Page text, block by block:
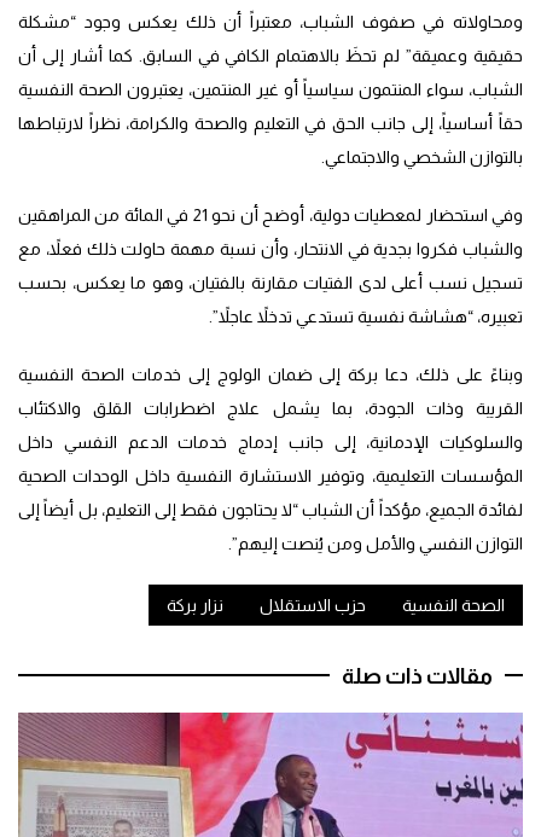
ومحاولاته في صفوف الشباب، معتبراً أن ذلك يعكس وجود “مشكلة
حقيقية وعميقة” لم تحظَ بالاهتمام الكافي في السابق. كما أشار إلى أن
الشباب، سواء المنتمون سياسياً أو غير المنتمين، يعتبرون الصحة النفسية
حقاً أساسياً، إلى جانب الحق في التعليم والصحة والكرامة، نظراً لارتباطها
بالتوازن الشخصي والاجتماعي.
وفي استحضار لمعطيات دولية، أوضح أن نحو 21 في المائة من المراهقين
والشباب فكروا بجدية في الانتحار، وأن نسبة مهمة حاولت ذلك فعلاً، مع
تسجيل نسب أعلى لدى الفتيات مقارنة بالفتيان، وهو ما يعكس، بحسب
تعبيره، “هشاشة نفسية تستدعي تدخلاً عاجلاً”.
وبناءً على ذلك، دعا بركة إلى ضمان الولوج إلى خدمات الصحة النفسية
القريبة وذات الجودة، بما يشمل علاج اضطرابات القلق والاكتئاب
والسلوكيات الإدمانية، إلى جانب إدماج خدمات الدعم النفسي داخل
المؤسسات التعليمية، وتوفير الاستشارة النفسية داخل الوحدات الصحية
لفائدة الجميع، مؤكداً أن الشباب “لا يحتاجون فقط إلى التعليم، بل أيضاً إلى
التوازن النفسي والأمل ومن يُنصت إليهم”.
الصحة النفسية حزب الاستقلال نزار بركة
مقالات ذات صلة